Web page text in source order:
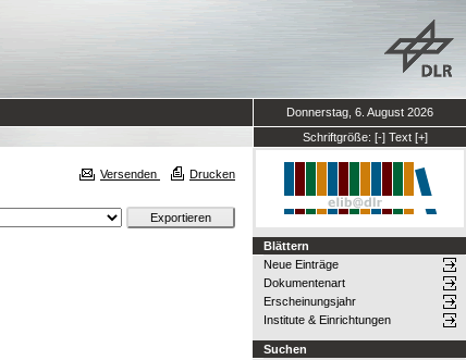
Donnerstag, 6. August 2026
Schriftgröße: [-] Text [+]
Versenden Drucken
Blättern
Neue Einträge
Dokumentenart
Erscheinungsjahr
Institute & Einrichtungen
Suchen